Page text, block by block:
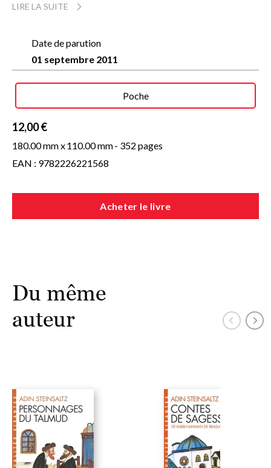
des bâtisseurs de temples ou de cathédrales, mais des «
Le grand traducteur du Talmud nous introduit à cette
dimension à sa manière toujours simple, claire et empreinte
LIRE LA SUITE
Date de parution
01 septembre 2011
Poche
12,00 €
180.00 mm x110.00 mm- 352 pages
EAN : 9782226221568
Acheter le livre
Du même
auteur